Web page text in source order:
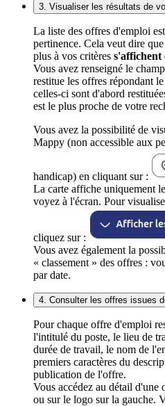
3. Visualiser les résultats de
La liste des offres d'emploi
pertinence. Cela veut dire
plus à vos critères s'affichent
Vous avez renseigné le
restitue les offres répondant
celles-ci sont d'abord
est le plus proche de votre
Vous avez la possibilité de
Mappy (non accessible aux
handicap) en cliquant sur :
La carte affiche uniquement
voyez à l'écran. Pour
cliquez sur :
Vous avez également la
« classement » des offres :
par date.
4. Consulter les offres issues
Pour chaque offre d'emploi
l'intitulé du poste, le lieu de
durée de travail, le nom de
premiers caractères du
publication de l'offre.
Vous accédez au détail
ou sur le logo sur la gauche.